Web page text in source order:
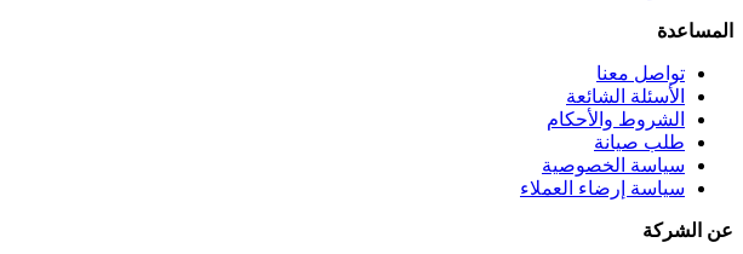
المساعدة
تواصل معنا
الأسئلة الشائعة
الشروط والأحكام
طلب صيانة
سياسة الخصوصية
سياسة إرضاء العملاء
عن الشركة